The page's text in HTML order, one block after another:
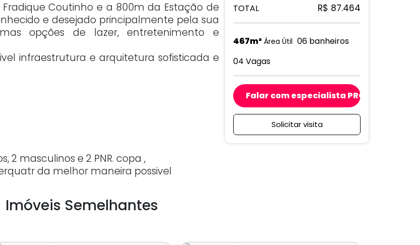
Coutinho e a 800m da Estação de
e desejado principalmente pela sua
opções de lazer, entretenimento e
infraestrutura e arquitetura sofisticada e
2 masculinos e 2 PNR. copa ,
da melhor maneira possivel
TOTAL
R$ 87.464
467m² Área Útil 06 banheiros
04 Vagas
Falar com especialista PRO
Solicitar visita
Imóveis Semelhantes